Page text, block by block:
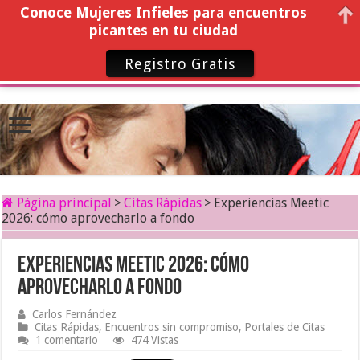
Página principal > Citas Rápidas > Experiencias Meetic
2026: cómo aprovecharlo a fondo
Experiencias Meetic 2026: cómo
aprovecharlo a fondo
Carlos Fernández
Citas Rápidas, Encuentros sin compromiso, Portales de Citas
1 comentario
474 Vistas
Conoce Mujeres Infieles para encuentros
picantes en tu ciudad
Registro Gratis